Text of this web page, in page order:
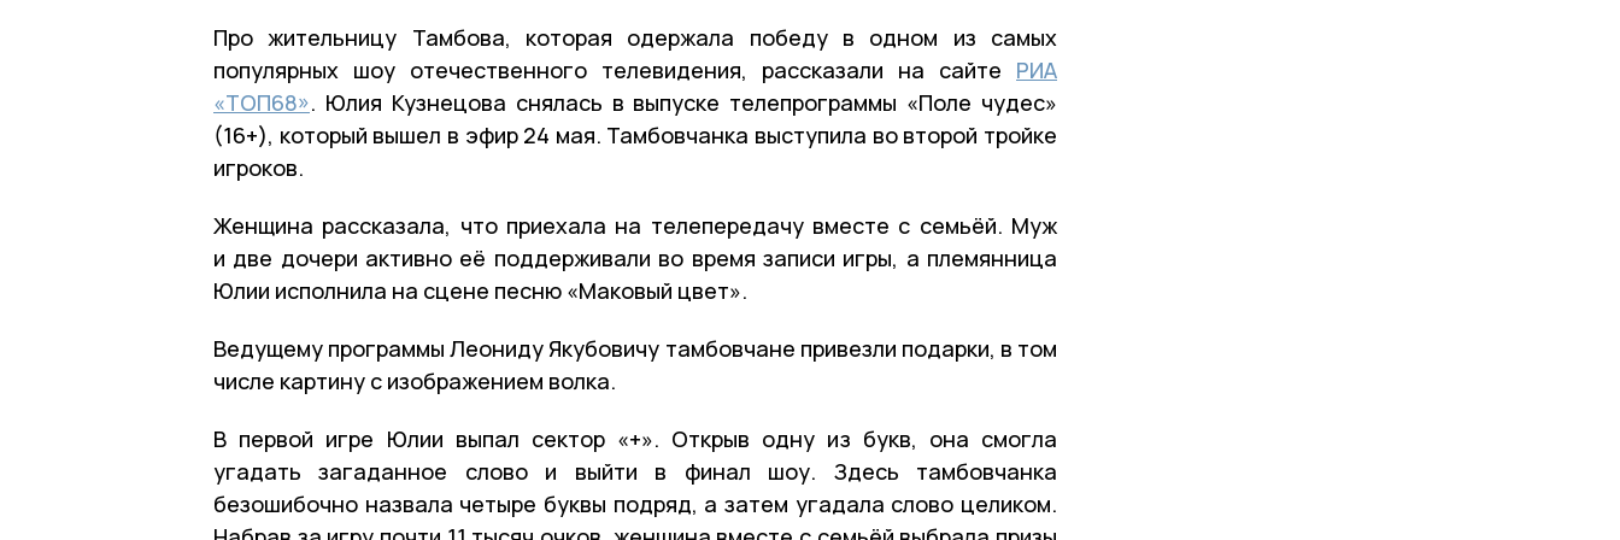
Про жительницу Тамбова, которая одержала победу в одном из самых
популярных шоу отечественного телевидения, рассказали на сайте РИА
«ТОП68». Юлия Кузнецова снялась в выпуске телепрограммы «Поле чудес»
(16+), который вышел в эфир 24 мая. Тамбовчанка выступила во второй тройке
игроков.
Женщина рассказала, что приехала на телепередачу вместе с семьёй. Муж
и две дочери активно её поддерживали во время записи игры, а племянница
Юлии исполнила на сцене песню «Маковый цвет».
Ведущему программы Леониду Якубовичу тамбовчане привезли подарки, в том
числе картину с изображением волка.
В первой игре Юлии выпал сектор «+». Открыв одну из букв, она смогла
угадать загаданное слово и выйти в финал шоу. Здесь тамбовчанка
безошибочно назвала четыре буквы подряд, а затем угадала слово целиком.